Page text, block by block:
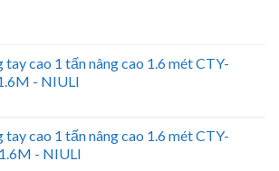
tay cao 1 tấn nâng cao 1.6 mét CTY-
- NIULI
tay cao 1 tấn nâng cao 1.6 mét CTY-
- NIULI